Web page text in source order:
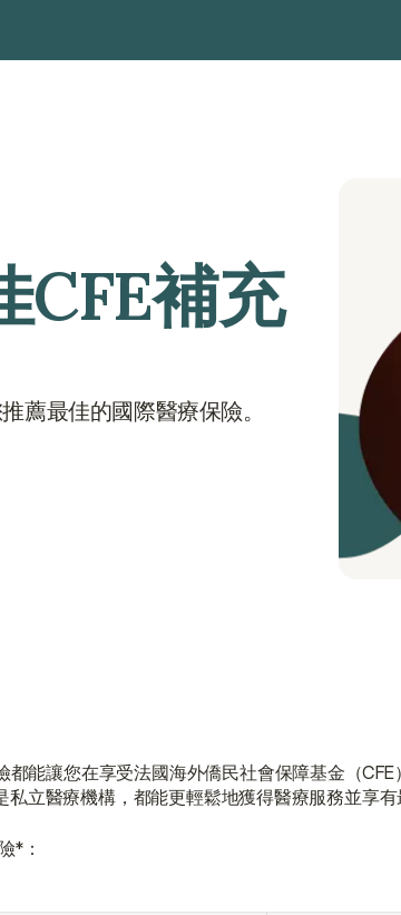
CFE補充
薦最佳的國際醫療保險。
都能讓您在享受法國海外僑民社會保障基金（
立醫療機構，都能更輕鬆地獲得醫療服務並享
*：